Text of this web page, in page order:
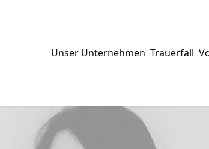
Unser Unternehmen Trauerfall